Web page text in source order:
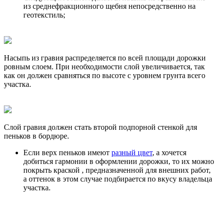
из среднефракционного щебня непосредственно на
геотекстиль;
Насыпь из гравия распределяется по всей площади дорожки
ровным слоем. При необходимости слой увеличивается, так
как он должен сравняться по высоте с уровнем грунта всего
участка.
Слой гравия должен стать второй подпорной стенкой для
пеньков в бордюре.
Если верх пеньков имеют разный цвет, а хочется
добиться гармонии в оформлении дорожки, то их можно
покрыть краской , предназначенной для внешних работ,
а оттенок в этом случае подбирается по вкусу владельца
участка.